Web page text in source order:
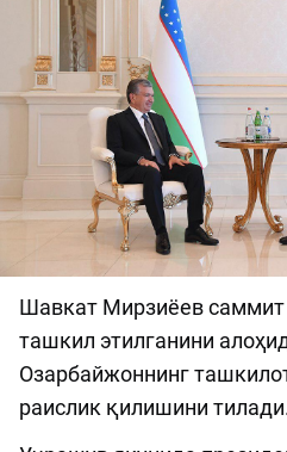
Шавкат Мирзиёев
ташкил этилганини
Озарбайжоннинг
раислик қилишини